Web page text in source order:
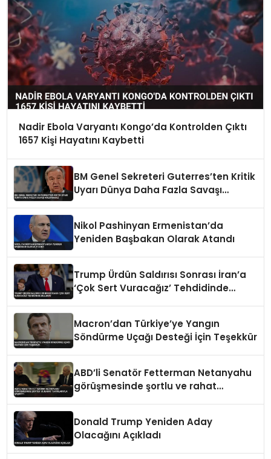
Nadir Ebola Varyantı Kongo’da Kontrolden Çıktı
1657 Kişi Hayatını Kaybetti
BM Genel Sekreteri Guterres’ten Kritik
Uyarı Dünya Daha Fazla Savaşı
Nikol Pashinyan Ermenistan’da
Yeniden Başbakan Olarak Atandı
Trump Ürdün Saldırısı Sonrası İran’a
‘Çok Sert Vuracağız’ Tehdidinde
Macron’dan Türkiye’ye Yangın
Söndürme Uçağı Desteği İçin Teşekkür
ABD’li Senatör Fetterman Netanyahu
görüşmesinde şortlu ve rahat
Donald Trump Yeniden Aday
Olacağını Açıkladı